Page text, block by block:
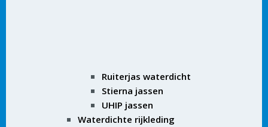
Ruiterjas waterdicht
Stierna jassen
UHIP jassen
Waterdichte rijkleding